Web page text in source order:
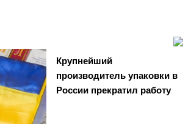
Крупнейший
производитель упаковки в
России прекратил работу